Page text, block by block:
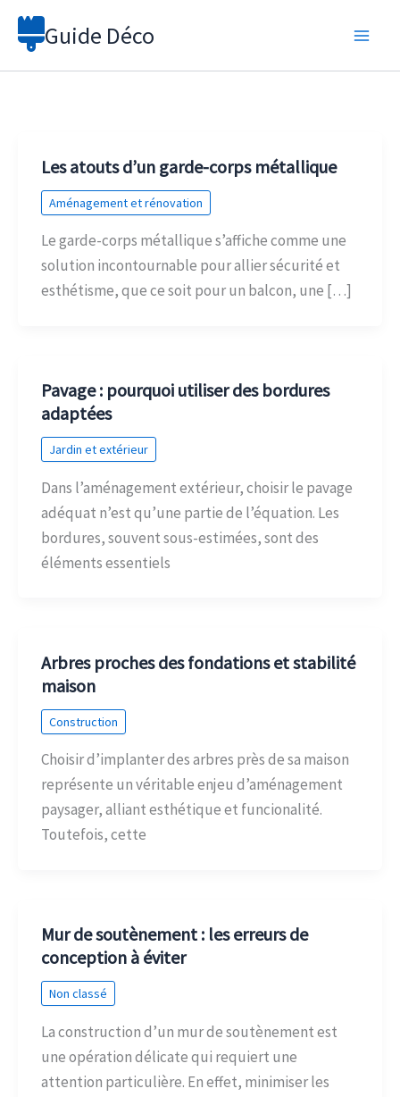
Aller
Guide Déco
Les atouts d’un garde-corps métallique
Aménagement et rénovation
Le garde-corps métallique s’affiche comme une
solution incontournable pour allier sécurité et
esthétisme, que ce soit pour un balcon, une […]
Pavage : pourquoi utiliser des bordures
adaptées
Jardin et extérieur
Dans l’aménagement extérieur, choisir le pavage
adéquat n’est qu’une partie de l’équation. Les
bordures, souvent sous-estimées, sont des
éléments essentiels
Arbres proches des fondations et stabilité
maison
Construction
Choisir d’implanter des arbres près de sa maison
représente un véritable enjeu d’aménagement
paysager, alliant esthétique et funcionalité.
Toutefois, cette
Mur de soutènement : les erreurs de
conception à éviter
Non classé
La construction d’un mur de soutènement est
une opération délicate qui requiert une
attention particulière. En effet, minimiser les